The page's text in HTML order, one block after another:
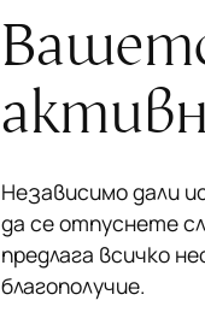
Независимо дали
да се отпуснете
предлага всичко
благополучие.